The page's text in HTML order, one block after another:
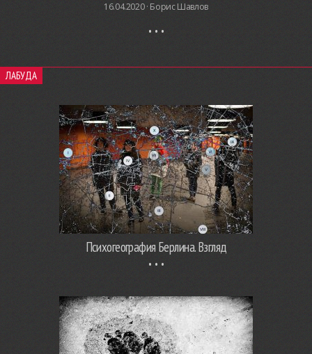
16.04.2020 · Борис Шавлов
ЛАБУДА
Психогеография Берлина. Взгляд